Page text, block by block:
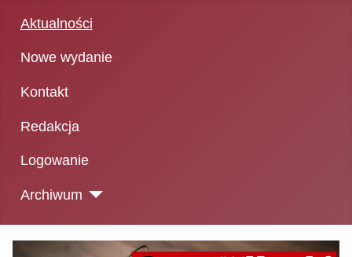
Aktualności
Nowe wydanie
Kontakt
Redakcja
Logowanie
Archiwum